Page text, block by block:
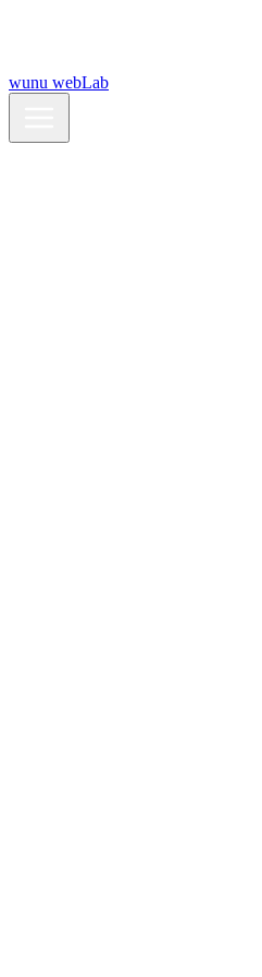
wunu webLab